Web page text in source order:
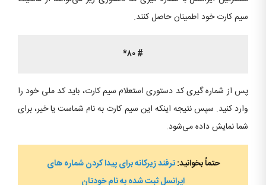
سیم کارت خود اطمینان حاصل کنند.
# ۸۰*
پس از شماره گیری کد دستوری استعلام سیم کارت، باید کد ملی خود را
وارد کنید. سپس نتیجه اینکه این سیم کارت به نام شماست یا خیر، برای
شما نمایش داده می‌شود.
حتماً بخوانید:ترفند زیرکانه برای پیدا کردن شماره های
ایرانسل ثبت شده به نام خودتان